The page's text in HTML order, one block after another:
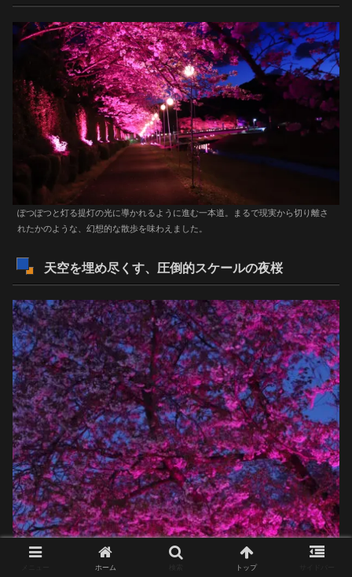
ぽつぽつと灯る提灯の光に導かれるように進む一本道。まるで現実から切り離さ
れたかのような、幻想的な散歩を味わえました。
天空を埋め尽くす、圧倒的スケールの夜桜
ホーム トップ